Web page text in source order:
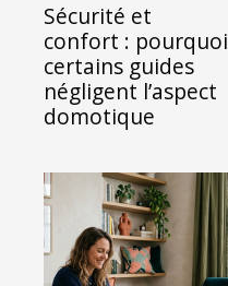
Sécurité et
confort : pourquoi
certains guides
négligent l’aspect
domotique